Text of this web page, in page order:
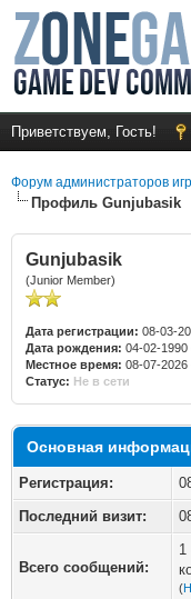
Приветствуем, Гость!
Форум администраторов
Профиль Gunjubasik
Gunjubasik
(Junior Member)
Дата регистрации: 08-03-
Дата рождения: 04-02-1990
Местное время: 08-07-2026
Статус: Не в сети
Основная
Регистрация:
Последний визит:
Всего сообщений:
1
(